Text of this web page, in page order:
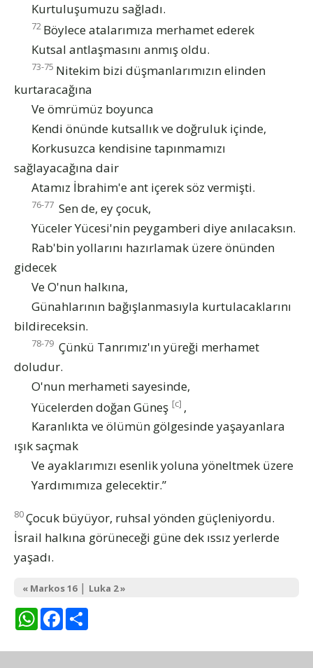
Kurtuluşumuzu sağladı.
72 Böylece atalarımıza merhamet ederek
Kutsal antlaşmasını anmış oldu.
73-75 Nitekim bizi düşmanlarımızın elinden
kurtaracağına
Ve ömrümüz boyunca
Kendi önünde kutsallık ve doğruluk içinde,
Korkusuzca kendisine tapınmamızı
sağlayacağına dair
Atamız İbrahim'e ant içerek söz vermişti.
76-77 Sen de, ey çocuk,
Yüceler Yücesi'nin peygamberi diye anılacaksın.
Rab'bin yollarını hazırlamak üzere önünden
gidecek
Ve O'nun halkına,
Günahlarının bağışlanmasıyla kurtulacaklarını
bildireceksin.
78-79 Çünkü Tanrımız'ın yüreği merhamet
doludur.
O'nun merhameti sayesinde,
Yücelerden doğan Güneş [c] ,
Karanlıkta ve ölümün gölgesinde yaşayanlara
ışık saçmak
Ve ayaklarımızı esenlik yoluna yöneltmek üzere
Yardımımıza gelecektir.”
80Çocuk büyüyor, ruhsal yönden güçleniyordu.
İsrail halkına görüneceği güne dek ıssız yerlerde
yaşadı.
« Markos 16| Luka 2 »
WhatsAppFacebook